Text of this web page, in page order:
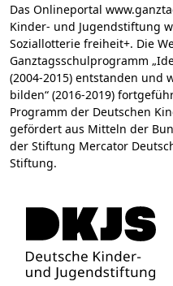
Das Onlineportal
Kinder- und Jugendstiftung
Soziallotterie freiheit+. Die
Ganztagsschulprogramm
(2004-2015) entstanden und
bilden“ (2016-2019)
Programm der Deutschen
gefördert aus Mitteln der
der Stiftung Mercator
Stiftung.